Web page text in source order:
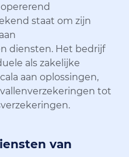
staat om zijn
diensten. Het bedrijf
als zakelijke
aan oplossingen,
tot
van